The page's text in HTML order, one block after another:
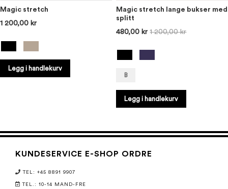
Magic stretch
1 200,00 kr
Legg i handlekurv
Magic stretch lange bukser med
splitt
480,00 kr 1 200,00 kr
B
Legg i handlekurv
KUNDESERVICE E-SHOP ORDRE
TEL: +45 8891 9907
TEL.: 10-14 MAND-FRE